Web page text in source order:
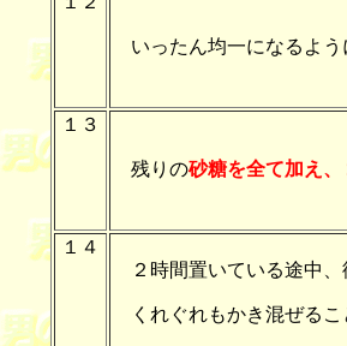
いったん均一になるよう
１３
残りの砂糖を全て加え
１４
２時間置いている途中、
くれぐれもかき混ぜるこ